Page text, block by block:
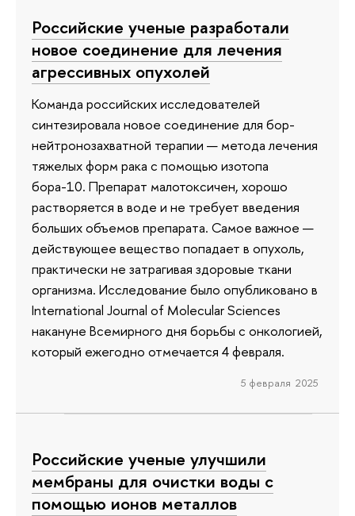
Российские ученые разработали
новое соединение для лечения
агрессивных опухолей
Команда российских исследователей
синтезировала новое соединение для бор-
нейтронозахватной терапии — метода лечения
тяжелых форм рака с помощью изотопа
бора-10. Препарат малотоксичен, хорошо
растворяется в воде и не требует введения
больших объемов препарата. Самое важное —
действующее вещество попадает в опухоль,
практически не затрагивая здоровые ткани
организма. Исследование было опубликовано в
International Journal of Molecular Sciences
накануне Всемирного дня борьбы с онкологией,
который ежегодно отмечается 4 февраля.
5 февраля 2025
Российские ученые улучшили
мембраны для очистки воды с
помощью ионов металлов